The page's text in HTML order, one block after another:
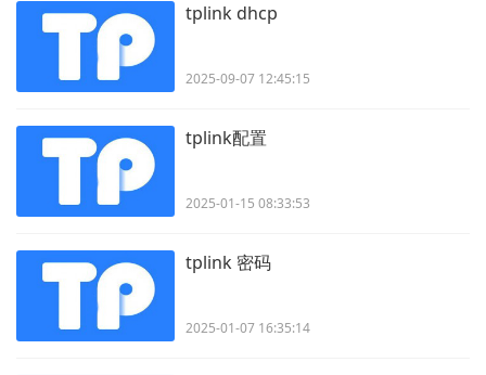
tplink dhcp
2025-09-07 12:45:15
tplink配置
2025-01-15 08:33:53
tplink 密码
2025-01-07 16:35:14